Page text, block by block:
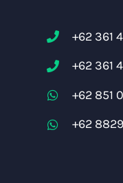
+62 361
+62 361
+62 851
+62